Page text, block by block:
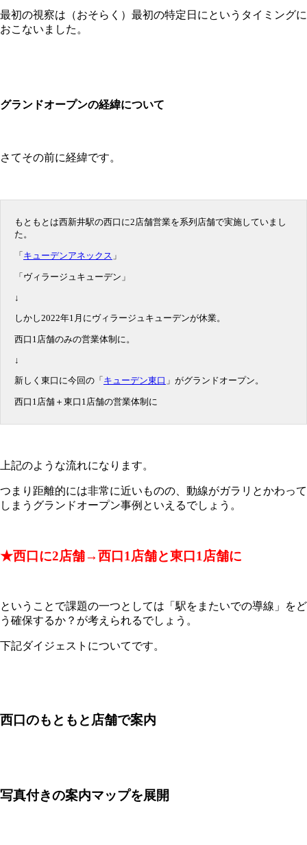
最初の視察は（おそらく）最初の特定日にというタイミングに
おこないました。
グランドオープンの経緯について
さてその前に経緯です。
もともとは西新井駅の西口に2店舗営業を系列店舗で実施していまし
た。
「キューデンアネックス 」
「ヴィラージュキューデン」
↓
しかし2022年1月にヴィラージュキューデンが休業。
西口1店舗のみの営業体制に。
↓
新しく東口に今回の「キューデン東口 」がグランドオープン。
西口1店舗＋東口1店舗の営業体制に
上記のような流れになります。
つまり距離的には非常に近いものの、動線がガラリとかわって
しまうグランドオープン事例といえるでしょう。
★西口に2店舗→西口1店舗と東口1店舗に
ということで課題の一つとしては「駅をまたいでの導線」をど
う確保するか？が考えられるでしょう。
下記ダイジェストについてです。
西口のもともと店舗で案内
写真付きの案内マップを展開